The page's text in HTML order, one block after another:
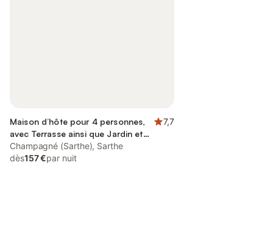
Maison d’hôte pour 4 personnes,
avec Terrasse ainsi que Jardin et
Vue
7,7
Champagné (Sarthe), Sarthe
dès157 €par nuit